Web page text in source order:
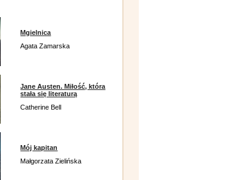
Mgielnica
Agata Zamarska
Jane Austen. Miłość, która
stała się literaturą
Catherine Bell
Mój kapitan
Małgorzata Zielińska